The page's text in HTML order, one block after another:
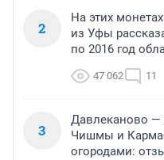
2
На этих
из Уфы
по 2016 год
47 062 11
3
Давлеканово —
Чишмы и
огородами: